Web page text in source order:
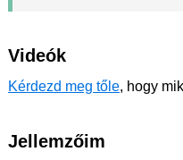
Videók
Kérdezd meg tőle, hogy
Jellemzőim